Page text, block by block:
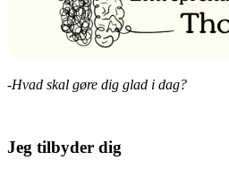
-Hvad skal gøre dig glad i dag?
Jeg tilbyder dig